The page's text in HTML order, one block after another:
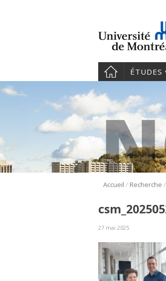
ÉTUDES
Accueil / Recherche /
27 mai 2025